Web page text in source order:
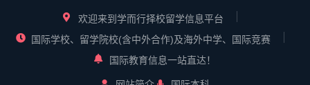
欢迎来到学而行择校留学信息平台
国际学校、留学院校(含中外合作)及海外中学、国际竞赛
国际教育信息一站直达！